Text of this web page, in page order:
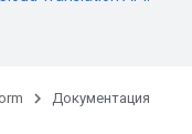
Документация